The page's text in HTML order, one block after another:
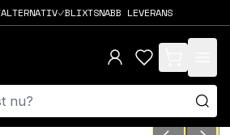
BLIXTSNABB LEVERANS
items in cart,